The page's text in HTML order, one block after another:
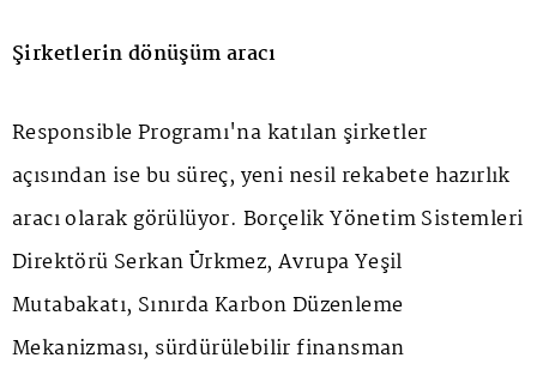
Şirketlerin dönüşüm aracı
Responsible Programı'na katılan şirketler
açısından ise bu süreç, yeni nesil rekabete hazırlık
aracı olarak görülüyor. Borçelik Yönetim Sistemleri
Direktörü Serkan Ürkmez, Avrupa Yeşil
Mutabakatı, Sınırda Karbon Düzenleme
Mekanizması, sürdürülebilir finansman